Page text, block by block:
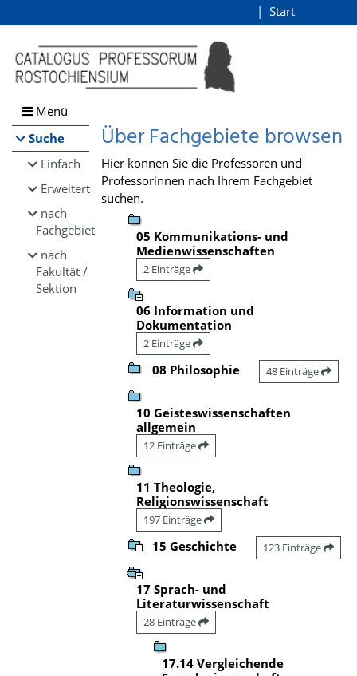
Browsen
direkt zum Inhalt
Start
Menü
Suche
Einfach
Erweitert
nach
Fachgebiet
nach
Fakultät /
Sektion
Über Fachgebiete browsen
Hier können Sie die Professoren und
Professorinnen nach Ihrem Fachgebiet
suchen.
05 Kommunikations- und
Medienwissenschaften
2 Einträge
06 Information und
Dokumentation
2 Einträge
08 Philosophie 48 Einträge
10 Geisteswissenschaften
allgemein
12 Einträge
11 Theologie,
Religionswissenschaft
197 Einträge
15 Geschichte 123 Einträge
17 Sprach- und
Literaturwissenschaft
28 Einträge
17.14 Vergleichende